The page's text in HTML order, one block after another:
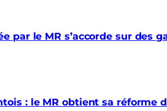
par le MR s’accorde sur des
: le MR obtient sa réforme